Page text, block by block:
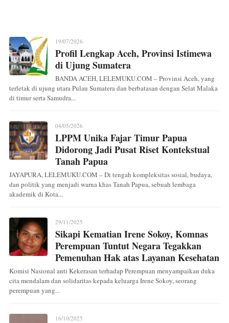
19/07/2026
Profil Lengkap Aceh, Provinsi Istimewa
di Ujung Sumatera
BANDA ACEH, LELEMUKU.COM – Provinsi Aceh, yang
terletak di ujung utara Pulau Sumatera dan berbatasan dengan Selat Malaka
di timur serta Samudra...
04/05/2026
LPPM Unika Fajar Timur Papua
Didorong Jadi Pusat Riset Kontekstual
Tanah Papua
JAYAPURA, LELEMUKU.COM – Di tengah kompleksitas sosial, budaya,
dan politik yang menjadi warna khas Tanah Papua, sebuah lembaga
akademik di Kota...
29/11/2025
Sikapi Kematian Irene Sokoy, Komnas
Perempuan Tuntut Negara Tegakkan
Pemenuhan Hak atas Layanan Kesehatan
Komisi Nasional anti Kekerasan terhadap Perempuan menyampaikan duka
cita mendalam dan solidaritas kepada keluarga Irene Sokoy, seorang
perempuan yang...
16/10/2025